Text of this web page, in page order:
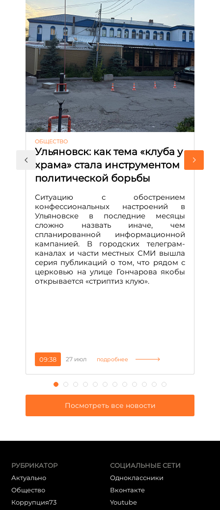
ОБЩЕСТВО
Ульяновск: как тема «клуба у
храма» стала инструментом
политической борьбы
Ситуацию с обострением
конфессиональных настроений в
Ульяновске в последние месяцы
сложно назвать иначе, чем
спланированной информационной
кампанией. В городских телеграм-
каналах и части местных СМИ вышла
серия публикаций о том, что рядом с
церковью на улице Гончарова якобы
открывается «стриптиз клую».
09:38 27 июл подробнее
Посмотреть все новости
РУБРИКАТОР
Актуально
Общество
Коррупция73
СОЦИАЛЬНЫЕ СЕТИ
Одноклассники
Вконтакте
Youtube